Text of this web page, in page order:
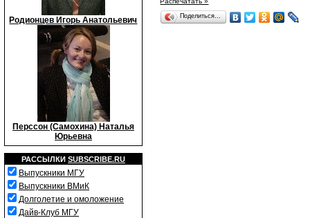
Родионцев Игорь Анатольевич
Перссон (Самохина) Наталья
Юрьевна
РАССЫЛКИ SUBSCRIBE.RU
Выпускники МГУ
Выпускники ВМиК
Долголетие и омоложение
Дайв-Клуб МГУ
Поделиться…